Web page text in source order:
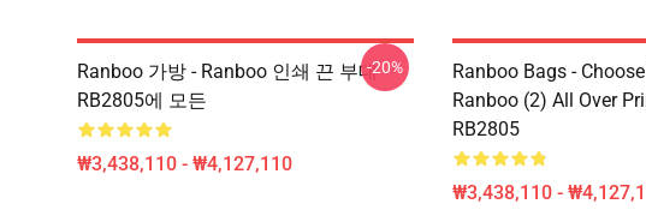
Ranboo 가방 - Ranboo 인쇄 끈 부대
RB2805에 모든
₩3,438,110 - ₩4,127,110
-20%
Ranboo Bags -
Ranboo (2) All Over
RB2805
₩3,438,110 -